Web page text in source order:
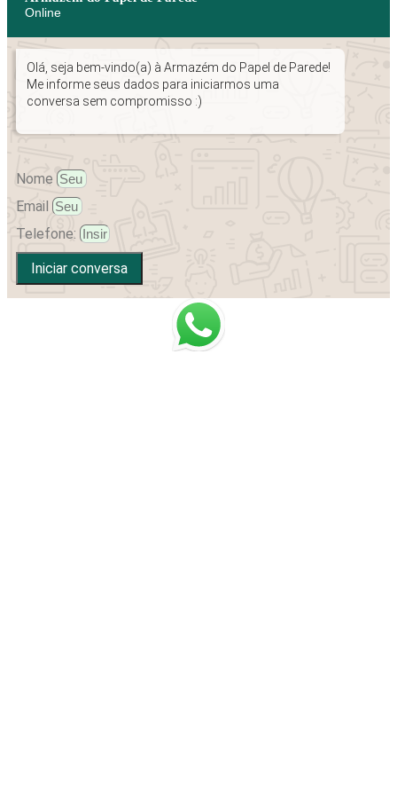
Online
Olá, seja bem-vindo(a) à Armazém do Papel de Parede!
Me informe seus dados para iniciarmos uma
conversa sem compromisso :)
Nome
Email
Telefone:
Iniciar conversa